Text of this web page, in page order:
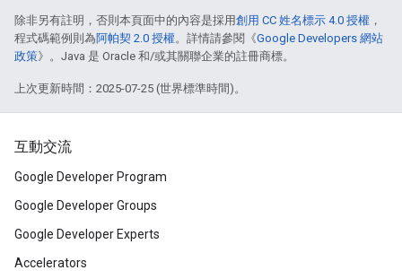
除非另有註明，否則本頁面中的內容是採用創用 CC 姓名標示 4.0 授權 ，
程式碼範例則為阿帕契 2.0 授權。詳情請參閱《Google Developers 網站
政策》。Java 是 Oracle 和/或其關聯企業的註冊商標。
上次更新時間：2025-07-25 (世界標準時間)。
互動交流
Google Developer Program
Google Developer Groups
Google Developer Experts
Accelerators